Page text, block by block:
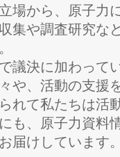
場から、原子力
集や調査研究な
議決に加わって
や、活動の支援
れて私たちは活
も、原子力資料
届けしています。